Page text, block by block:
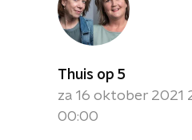
Thuis op 5
za 16 oktober 2021
00:00